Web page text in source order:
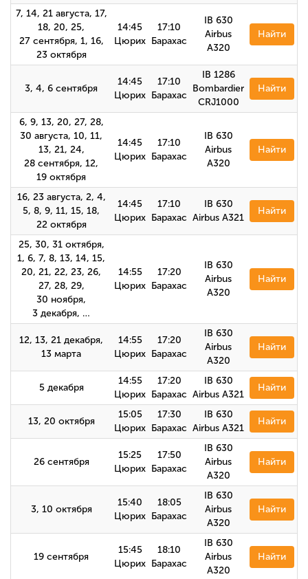
7, 14, 21 августа, 17,
18, 20, 25,
27 сентября, 1, 16,
23 октября
14:45
Цюрих
17:10
Барахас
IB 630
Airbus
A320
Найти
3, 4, 6 сентября
14:45
Цюрих
17:10
Барахас
IB 1286
Bombardier
CRJ1000
Найти
6, 9, 13, 20, 27, 28,
30 августа, 10, 11,
13, 21, 24,
28 сентября, 12,
19 октября
14:45
Цюрих
17:10
Барахас
IB 630
Airbus
А320
Найти
16, 23 августа, 2, 4,
5, 8, 9, 11, 15, 18,
22 октября
14:45
Цюрих
17:10
Барахас
IB 630
Airbus А321
Найти
25, 30, 31 октября,
1, 6, 7, 8, 13, 14, 15,
20, 21, 22, 23, 26,
27, 28, 29,
30 ноября,
3 декабря, …
14:55
Цюрих
17:20
Барахас
IB 630
Airbus
А320
Найти
12, 13, 21 декабря,
13 марта
14:55
Цюрих
17:20
Барахас
IB 630
Airbus
A320
Найти
5 декабря
14:55
Цюрих
17:20
Барахас
IB 630
Airbus А321
Найти
13, 20 октября
15:05
Цюрих
17:30
Барахас
IB 630
Airbus А321
Найти
26 сентября
15:25
Цюрих
17:50
Барахас
IB 630
Airbus
А320
Найти
3, 10 октября
15:40
Цюрих
18:05
Барахас
IB 630
Airbus
А320
Найти
19 сентября
15:45
Цюрих
18:10
Барахас
IB 630
Airbus
А320
Найти